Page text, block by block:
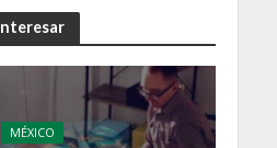
MÉXICO